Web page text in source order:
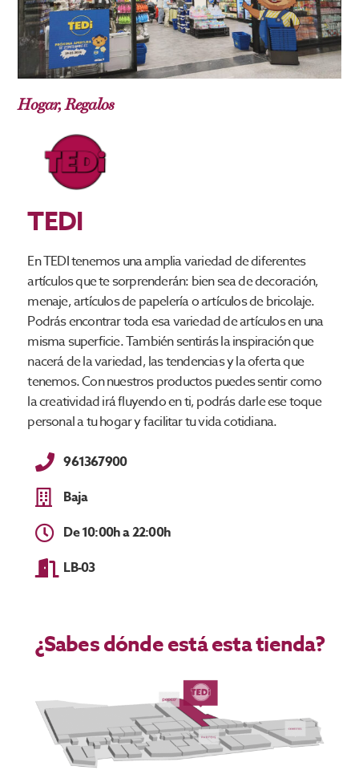
Hogar,Regalos
TEDI
En TEDI tenemos una amplia variedad de diferentes
artículos que te sorprenderán: bien sea de decoración,
menaje, artículos de papelería o artículos de bricolaje.
Podrás encontrar toda esa variedad de artículos en una
misma superficie. También sentirás la inspiración que
nacerá de la variedad, las tendencias y la oferta que
tenemos. Con nuestros productos puedes sentir como
la creatividad irá fluyendo en ti, podrás darle ese toque
personal a tu hogar y facilitar tu vida cotidiana.
961367900
Baja
De 10:00h a 22:00h
LB-03
¿Sabes dónde está esta tienda?